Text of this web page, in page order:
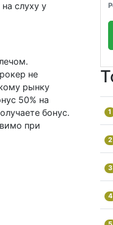
слуху у
не
рынку
50% на
бонус.
при
1
2
3
4